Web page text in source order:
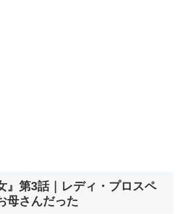
』第3話｜レディ・プロスペ
母さんだった